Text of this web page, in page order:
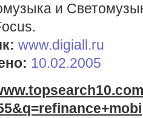
и
www.digiall.ru
10.02.2005